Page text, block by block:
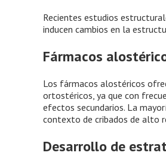
Recientes estudios
inducen cambios en la
Fármacos
Los fármacos alostéricos
ortostéricos, ya que con
efectos secundarios. La
contexto de cribados de alto
Desarrollo de